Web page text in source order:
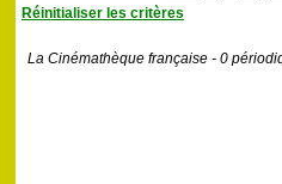
Réinitialiser les critères
La Cinémathèque française - 0